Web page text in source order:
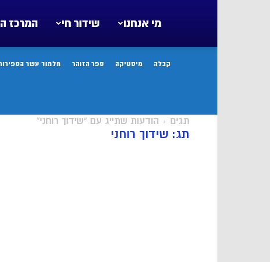
המרכז שידור חי מי אנחנו
קבלה מיסטיקה ספר הזוהר תלמוד עשר
תגים הודעות שתייג עם "שידוך רוחני"
תג: שידוך רוחני